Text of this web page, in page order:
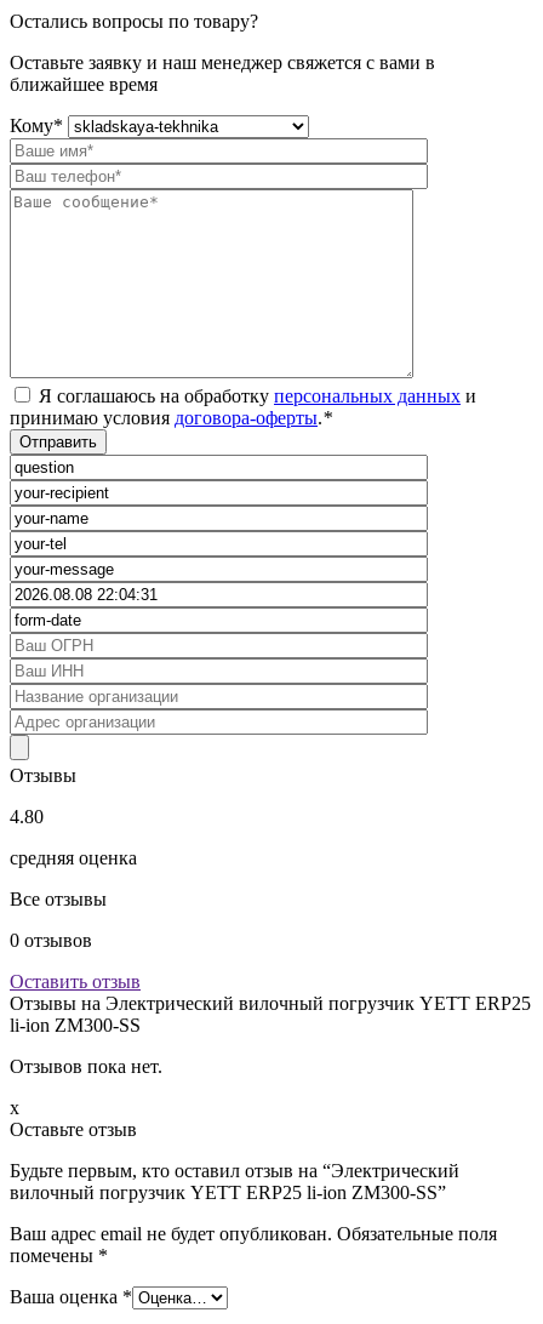
Остались вопросы по товару?
Оставьте заявку и наш менеджер свяжется с вами в
ближайшее время
Кому*
Я соглашаюсь на обработку персональных данных и
принимаю условия договора-оферты.*
Отзывы
4.80
средняя оценка
Все отзывы
0 отзывов
Оставить отзыв
Отзывы на Электрический вилочный погрузчик YETT ERP25
li-ion ZM300-SS
Отзывов пока нет.
x
Оставьте отзыв
Будьте первым, кто оставил отзыв на “Электрический
вилочный погрузчик YETT ERP25 li-ion ZM300-SS”
Ваш адрес email не будет опубликован. Обязательные поля
помечены *
Ваша оценка *